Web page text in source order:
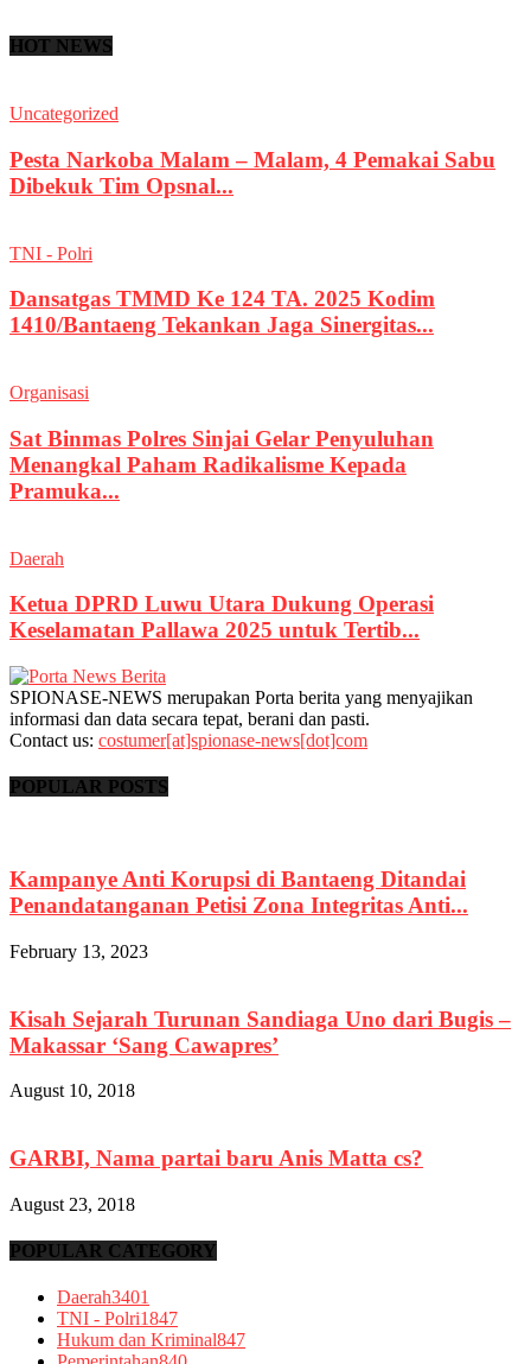
HOT NEWS
Uncategorized
Pesta Narkoba Malam – Malam, 4 Pemakai Sabu
Dibekuk Tim Opsnal...
TNI - Polri
Dansatgas TMMD Ke 124 TA. 2025 Kodim
1410/Bantaeng Tekankan Jaga Sinergitas...
Organisasi
Sat Binmas Polres Sinjai Gelar Penyuluhan
Menangkal Paham Radikalisme Kepada
Pramuka...
Daerah
Ketua DPRD Luwu Utara Dukung Operasi
Keselamatan Pallawa 2025 untuk Tertib...
SPIONASE-NEWS merupakan Porta berita yang menyajikan
informasi dan data secara tepat, berani dan pasti.
Contact us: costumer[at]spionase-news[dot]com
POPULAR POSTS
Kampanye Anti Korupsi di Bantaeng Ditandai
Penandatanganan Petisi Zona Integritas Anti...
February 13, 2023
Kisah Sejarah Turunan Sandiaga Uno dari Bugis –
Makassar ‘Sang Cawapres’
August 10, 2018
GARBI, Nama partai baru Anis Matta cs?
August 23, 2018
POPULAR CATEGORY
Daerah3401
TNI - Polri1847
Hukum dan Kriminal847